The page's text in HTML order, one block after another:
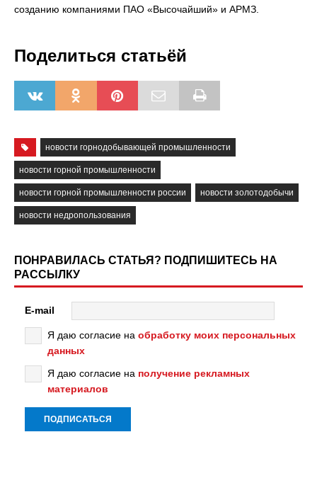
созданию компаниями ПАО «Высочайший» и АРМЗ.
Поделиться статьёй
новости горнодобывающей промышленности
новости горной промышленности
новости горной промышленности россии новости золотодобычи
новости недропользования
ПОНРАВИЛАСЬ СТАТЬЯ? ПОДПИШИТЕСЬ НА
РАССЫЛКУ
E-mail
Я даю согласие на обработку моих персональных
данных
Я даю согласие на получение рекламных
материалов